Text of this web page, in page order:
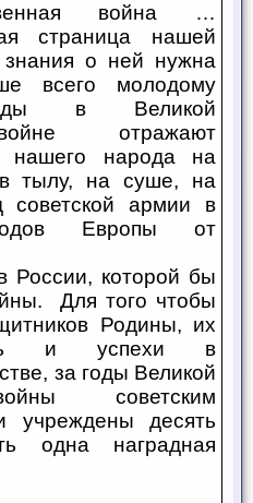
война …
страница нашей
о ней нужна
всего молодому
в Великой
отражают
нашего народа на
тылу, на суше, на
армии в
Европы от
России, которой бы
Для того чтобы
Родины, их
и успехи в
за годы Великой
советским
учреждены десять
одна наградная